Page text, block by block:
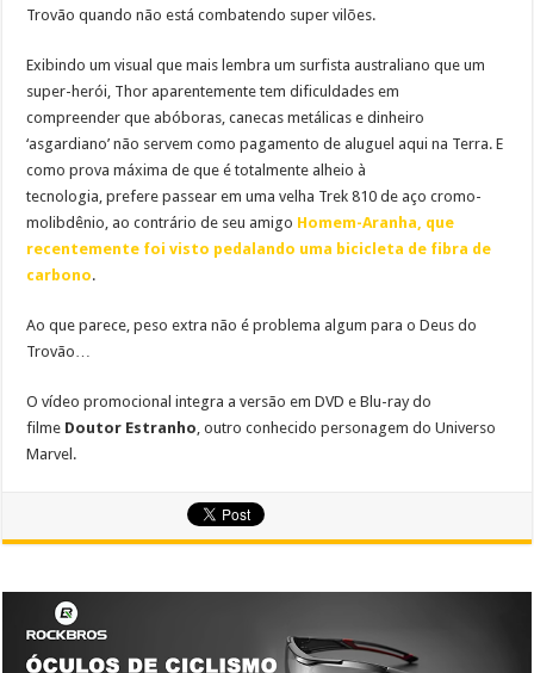
Trovão quando não está combatendo super vilões.
Exibindo um visual que mais lembra um surfista australiano que um
super-herói, Thor aparentemente tem dificuldades em
compreender que abóboras, canecas metálicas e dinheiro
‘asgardiano’ não servem como pagamento de aluguel aqui na Terra. E
como prova máxima de que é totalmente alheio à
tecnologia, prefere passear em uma velha Trek 810 de aço cromo-
molibdênio, ao contrário de seu amigo Homem-Aranha, que
recentemente foi visto pedalando uma bicicleta de fibra de
carbono.
Ao que parece, peso extra não é problema algum para o Deus do
Trovão…
O vídeo promocional integra a versão em DVD e Blu-ray do
filme Doutor Estranho , outro conhecido personagem do Universo
Marvel.